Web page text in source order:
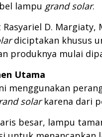
lampu grand solar.
D.
diciptakan khusus
produknya mulai
Utama
menggunakan
solarkarena dari
besar, lampu